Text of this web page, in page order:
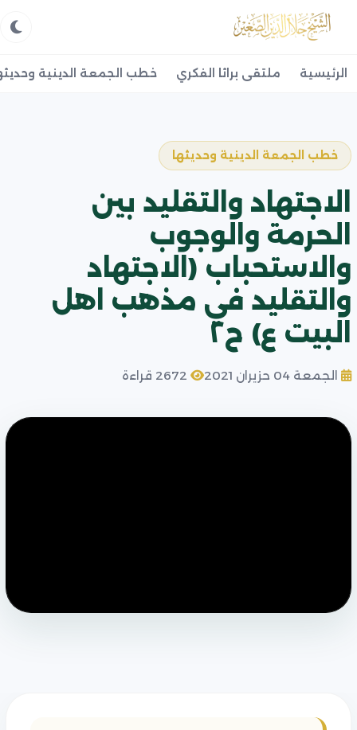
الرئيسية ملتقى براثا الفكري خطب الجمعة الدينية
خطب الجمعة الدينية وحديثها
الاجتهاد والتقليد بين
الحرمة والوجوب
والاستحباب (الاجتهاد
والتقليد في مذهب اهل
البيت ع) ح٢
الجمعة 04 حزيران 2021